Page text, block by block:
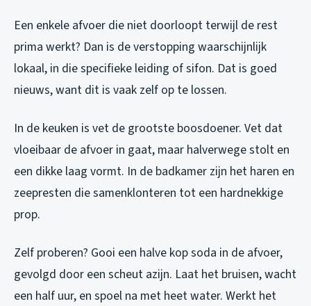
Een enkele afvoer die niet doorloopt terwijl de rest
prima werkt? Dan is de verstopping waarschijnlijk
lokaal, in die specifieke leiding of sifon. Dat is goed
nieuws, want dit is vaak zelf op te lossen.
In de keuken is vet de grootste boosdoener. Vet dat
vloeibaar de afvoer in gaat, maar halverwege stolt en
een dikke laag vormt. In de badkamer zijn het haren en
zeepresten die samenklonteren tot een hardnekkige
prop.
Zelf proberen? Gooi een halve kop soda in de afvoer,
gevolgd door een scheut azijn. Laat het bruisen, wacht
een half uur, en spoel na met heet water. Werkt het